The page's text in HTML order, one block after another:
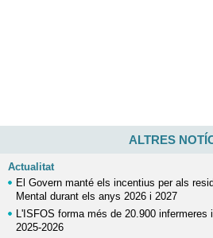
ALTRES
Actualitat
El Govern manté els incentius per als
Mental durant els anys 2026 i 2027
L'ISFOS forma més de 20.900 infermeres
2025-2026